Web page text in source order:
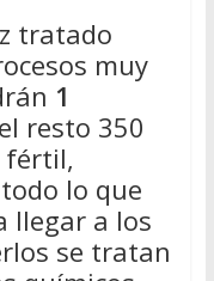
tratado
muy
1
resto 350
fértil,
lo que
llegar a los
se tratan